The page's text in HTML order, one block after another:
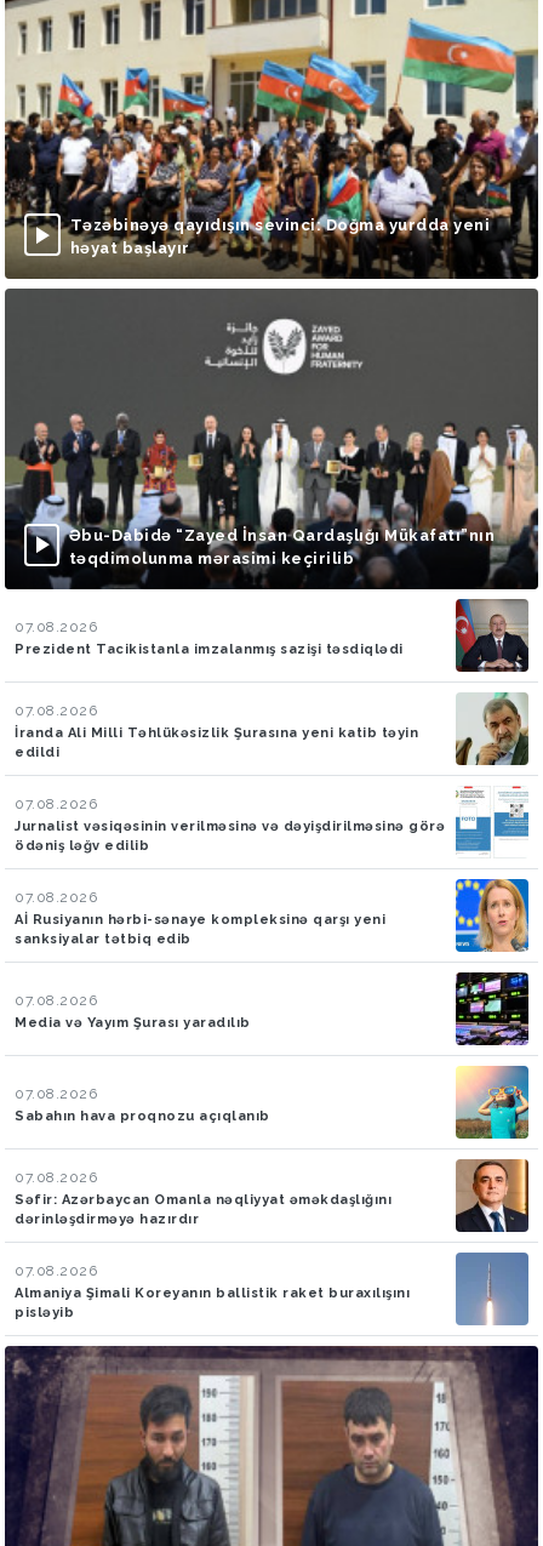
Təzəbinəyə qayıdışın sevinci: Doğma yurdda yeni
həyat başlayır
Əbu-Dabidə “Zayed İnsan Qardaşlığı Mükafatı”nın
təqdimolunma mərasimi keçirilib
07.08.2026
Prezident Tacikistanla imzalanmış sazişi təsdiqlədi
07.08.2026
İranda Ali Milli Təhlükəsizlik Şurasına yeni katib təyin
edildi
07.08.2026
Jurnalist vəsiqəsinin verilməsinə və dəyişdirilməsinə görə
ödəniş ləğv edilib
07.08.2026
Aİ Rusiyanın hərbi-sənaye kompleksinə qarşı yeni
sanksiyalar tətbiq edib
07.08.2026
Media və Yayım Şurası yaradılıb
07.08.2026
Sabahın hava proqnozu açıqlanıb
07.08.2026
Səfir: Azərbaycan Omanla nəqliyyat əməkdaşlığını
dərinləşdirməyə hazırdır
07.08.2026
Almaniya Şimali Koreyanın ballistik raket buraxılışını
pisləyib